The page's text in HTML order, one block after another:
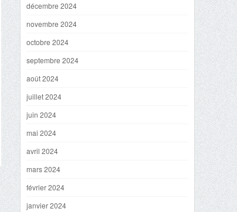
décembre 2024
novembre 2024
octobre 2024
septembre 2024
août 2024
juillet 2024
juin 2024
mai 2024
avril 2024
mars 2024
février 2024
janvier 2024